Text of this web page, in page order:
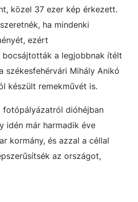
közel 37 ezer kép érkezett.
ha mindenki
ezért
bocsájtották a legjobbnak ítélt
székesfehérvári Mihály Anikó
készült remekművét is.
fotópályázatról dióhéjban
idén már harmadik éve
kormány, és azzal a céllal
az országot,